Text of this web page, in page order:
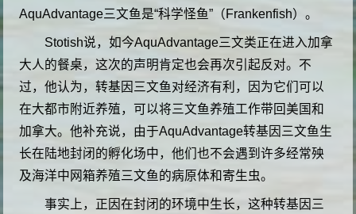
AquAdvantage三文鱼是“科学怪鱼”（Frankenfish）。
Stotish说，如今AquAdvantage三文类正在进入加拿
大人的餐桌，这次的声明肯定也会再次引起反对。不
过，他认为，转基因三文鱼对经济有利，因为它们可以
在大都市附近养殖，可以将三文鱼养殖工作带回美国和
加拿大。他补充说，由于AquAdvantage转基因三文鱼生
长在陆地封闭的孵化场中，他们也不会遇到许多经常殃
及海洋中网箱养殖三文鱼的病原体和寄生虫。
事实上，正因在封闭的环境中生长，这种转基因三